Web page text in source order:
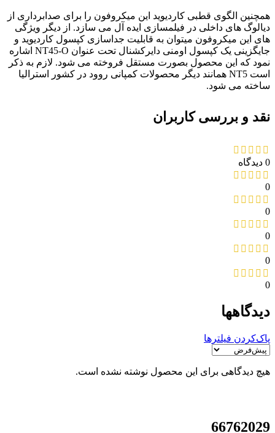
همچنین الگوی قطبی کاردیوید این میکروفون را برای صدابرداری از
دیالوگ های داخلی در فیلمسازی ایده آل می سازد. از دیگر ویژگی
های این میکروفون میتوان به قابلیت جداسازی کپسول کاردیوید و
جایگزینی یک کپسول اومنی دایرکشنال تحت عنوان NT45-O اشاره
نمود که این محصول بصورت مستقل فروخته می شود. لازم به ذکر
است NT5 همانند دیگر محصولات کمپانی روود در کشور استرالیا
ساخته می شود.
نقد و بررسی کاربران
0 دیدگاه
0
0
0
0
0
دیدگاهها
پاک‌کردن فیلترها
هیچ دیدگاهی برای این محصول نوشته نشده است.
66762029